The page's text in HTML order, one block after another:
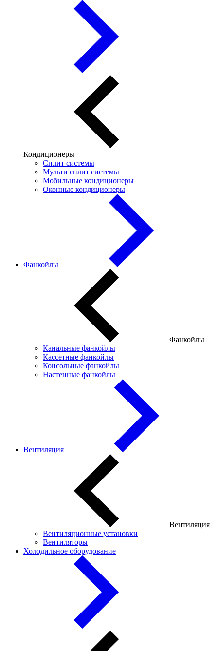
Кондиционеры
Сплит системы
Мульти сплит системы
Мобильные кондиционеры
Оконные кондиционеры
Фанкойлы
Фанкойлы
Канальные фанкойлы
Кассетные фанкойлы
Консольные фанкойлы
Настенные фанкойлы
Вентиляция
Вентиляция
Вентиляционные установки
Вентиляторы
Холодильное оборудование